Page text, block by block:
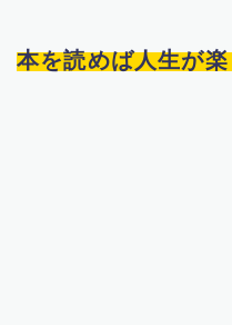
本を読めば人生が